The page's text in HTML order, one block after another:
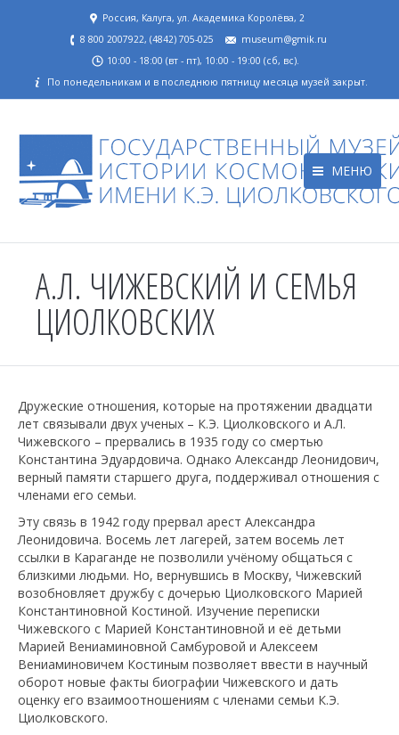
Россия, Калуга, ул. Академика Королёва, 2
8 800 2007922, (4842) 705-025
museum@gmik.ru
10:00 - 18:00 (вт - пт), 10:00 - 19:00 (сб, вс).
По понедельникам и в последнюю пятницу месяца музей закрыт.
МЕНЮ
А.Л. ЧИЖЕВСКИЙ И СЕМЬЯ
ЦИОЛКОВСКИХ
Дружеские отношения, которые на протяжении двадцати
лет связывали двух ученых – К.Э. Циолковского и А.Л.
Чижевского – прервались в 1935 году со смертью
Константина Эдуардовича. Однако Александр Леонидович,
верный памяти старшего друга, поддерживал отношения с
членами его семьи.
Эту связь в 1942 году прервал арест Александра
Леонидовича. Восемь лет лагерей, затем восемь лет
ссылки в Караганде не позволили учёному общаться с
близкими людьми. Но, вернувшись в Москву, Чижевский
возобновляет дружбу с дочерью Циолковского Марией
Константиновной Костиной. Изучение переписки
Чижевского с Марией Константиновной и её детьми
Марией Вениаминовной Самбуровой и Алексеем
Вениаминовичем Костиным позволяет ввести в научный
оборот новые факты биографии Чижевского и дать
оценку его взаимоотношениям с членами семьи К.Э.
Циолковского.